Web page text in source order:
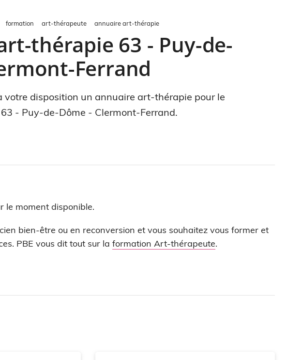
formation art-thérapeute annuaire art-thérapie
thérapie 63 - Puy-de-
Ferrand
votre disposition un annuaire art-thérapie pour le
- Puy-de-Dôme - Clermont-Ferrand.
le moment disponible.
bien-être ou en reconversion et vous souhaitez vous former et
PBE vous dit tout sur la formation Art-thérapeute.